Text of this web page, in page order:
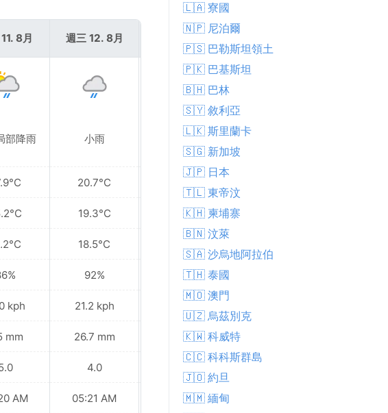
8月
部降雨
kph
mm
AM
週三 12. 8月
小雨
20.7°C
19.3°C
18.5°C
92%
21.2 kph
26.7 mm
4.0
05:21 AM
週四 13. 8月
小毛毛雨
18.8°C
94%
12.2 mm
05:22 AM
🇱🇦 寮國
🇳🇵 尼泊爾
🇵🇸 巴勒斯坦領土
🇵🇰 巴基斯坦
🇧🇭 巴林
🇸🇾 敘利亞
🇱🇰 斯里蘭卡
🇸🇬 新加坡
🇯🇵 日本
🇹🇱 東帝汶
🇰🇭 柬埔寨
🇧🇳 汶萊
🇸🇦 沙烏地阿拉伯
🇹🇭 泰國
🇲🇴 澳門
🇺🇿 烏茲別克
🇰🇼 科威特
🇨🇨 科科斯群島
🇯🇴 約旦
🇲🇲 緬甸